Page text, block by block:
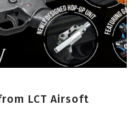
LCT Airsoft